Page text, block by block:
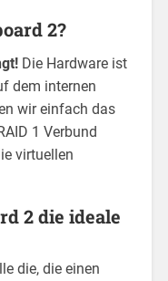
2?
Die Hardware ist
dem internen
wir einfach das
1 Verbund
virtuellen
2 die ideale
die, die einen